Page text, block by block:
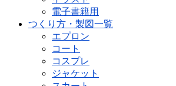
電子書籍用
つくり方・製図一覧
エプロン
コート
コスプレ
ジャケット